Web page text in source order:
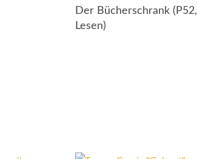
Der Bücherschrank (P52,
Lesen)